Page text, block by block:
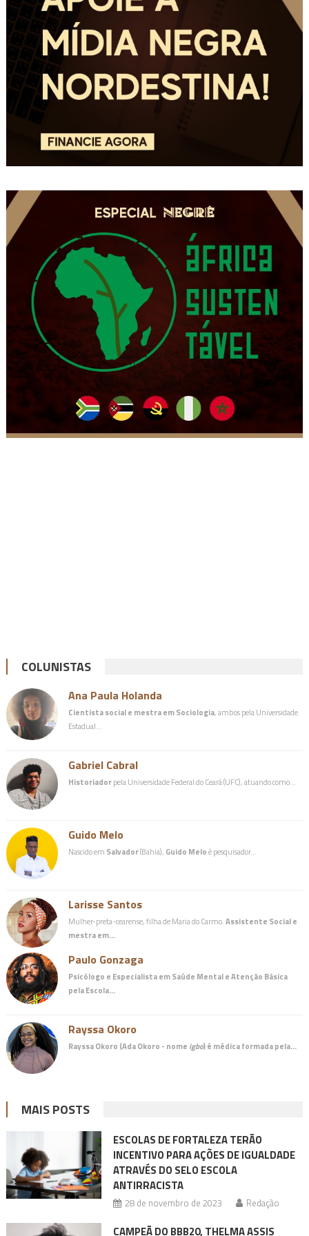
COLUNISTAS
Ana Paula Holanda
Cientista social e mestra em Sociologia, ambos pela Universidade
Estadual…
Gabriel Cabral
Historiadorpela Universidade Federal do Ceará (UFC), atuando como…
Guido Melo
Nascido em Salvador(Bahia), Guido Meloé pesquisador…
Larisse Santos
Mulher-preta-cearense, filha de Maria do Carmo.Assistente Social e
mestra em…
Paulo Gonzaga
Psicólogo e Especialista em Saúde Mental e Atenção Básica
pela Escola…
Rayssa Okoro
Rayssa Okoro (Ada Okoro - nome igbo) é médicaformada pela…
MAIS POSTS
ESCOLAS DE FORTALEZA TERÃO
INCENTIVO PARA AÇÕES DE IGUALDADE
ATRAVÉS DO SELO ESCOLA
ANTIRRACISTA
28 de novembro de 2023 Redação
CAMPEÃ DO BBB20, THELMA ASSIS